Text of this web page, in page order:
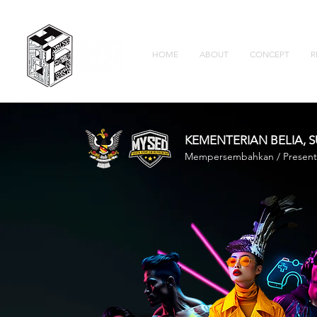
HOME ABOUT CONCEPT
KEMENTERIAN BELIA,
Mempersembahkan /